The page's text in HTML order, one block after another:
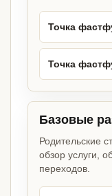
Точка
Точка
Базовые
Родительские
обзор услуги,
переходов.